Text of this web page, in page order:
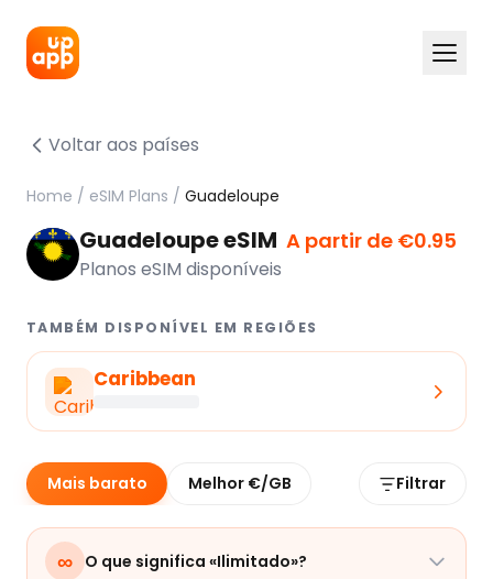
Voltar aos países
Home / eSIM Plans / Guadeloupe
Guadeloupe eSIM A partir de €0.95
Planos eSIM disponíveis
TAMBÉM DISPONÍVEL EM REGIÕES
Caribbean
Mais barato Melhor €/GB Filtrar
∞ O que significa «Ilimitado»?